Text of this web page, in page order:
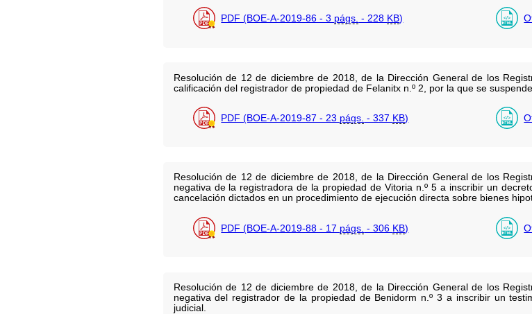
PDF (BOE-A-2019-86 - 3 págs. - 228 KB)
Resolución de 12 de diciembre de 2018, de la Dirección General de los
calificación del registrador de propiedad de Felanitx n.º 2, por la que se
PDF (BOE-A-2019-87 - 23 págs. - 337 KB)
Resolución de 12 de diciembre de 2018, de la Dirección General de los
negativa de la registradora de la propiedad de Vitoria n.º 5 a inscribir un
cancelación dictados en un procedimiento de ejecución directa sobre bienes
PDF (BOE-A-2019-88 - 17 págs. - 306 KB)
Resolución de 12 de diciembre de 2018, de la Dirección General de los
negativa del registrador de la propiedad de Benidorm n.º 3 a inscribir un
judicial.